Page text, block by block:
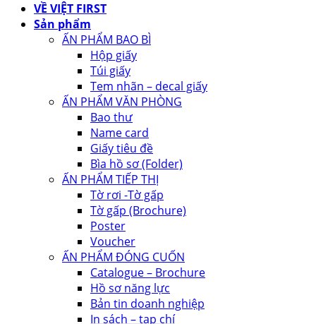
VỀ VIỆT FIRST
Sản phẩm
ẤN PHẨM BAO BÌ
Hộp giấy
Túi giấy
Tem nhãn – decal giấy
ẤN PHẨM VĂN PHÒNG
Bao thư
Name card
Giấy tiêu đề
Bìa hồ sơ (Folder)
ẤN PHẨM TIẾP THỊ
Tờ rơi -Tờ gấp
Tờ gấp (Brochure)
Poster
Voucher
ẤN PHẨM ĐÓNG CUỐN
Catalogue – Brochure
Hồ sơ năng lực
Bản tin doanh nghiệp
In sách – tạp chí